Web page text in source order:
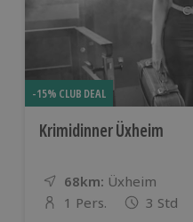
-15% CLUB DEAL
Krimidinner Üxheim
68km: Entfernung
Standort
Üxheim
Anzahl der Teilnehmer
1 Pers. 3 Std